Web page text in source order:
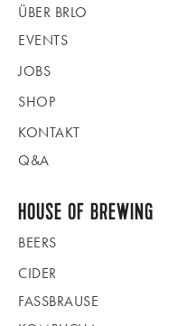
ÜBER BRLO
EVENTS
JOBS
SHOP
KONTAKT
Q&A
HOUSE OF BREWING
BEERS
CIDER
FASSBRAUSE